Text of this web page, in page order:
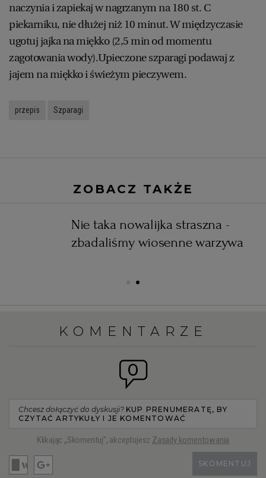
naczynia i zapiekaj w nagrzanym na 180 st. C
piekarniku, nie dłużej niż 10 minut. W międzyczasie
ugotuj jajka na miękko (2,5 min od momentu
zagotowania wody).Upieczone szparagi podawaj z
jajem na miękko i świeżym pieczywem.
przepis Szparagi
ZOBACZ TAKŻE
Nie taka nowalijka straszna -
zbadaliśmy wiosenne warzywa
KOMENTARZE
0
Chcesz dołączyć do dyskusji? KUP PRENUMERATĘ, BY
CZYTAĆ ARTYKUŁY I JE KOMENTOWAĆ
Klikając „Skomentuj”, akceptujesz Zasady komentowania
SKOMENTUJ